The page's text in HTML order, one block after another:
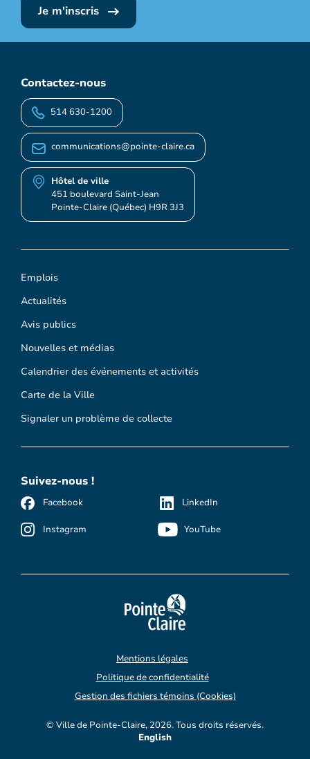
Je m'inscris
Emplois
Actualités
Avis publics
Nouvelles et médias
Calendrier des événements et activités
Carte de la Ville
Signaler un problème de collecte
Contactez-nous
514 630-1200
communications@pointe-claire.ca
Hôtel de ville
451 boulevard Saint-Jean
Pointe-Claire (Québec) H9R 3J3
Suivez-nous !
Facebook
Instagram
LinkedIn
YouTube
© Ville de Pointe-Claire, 2026. Tous droits réservés.
Mentions légales
Politique de confidentialité
Gestion des fichiers témoins (Cookies)
English